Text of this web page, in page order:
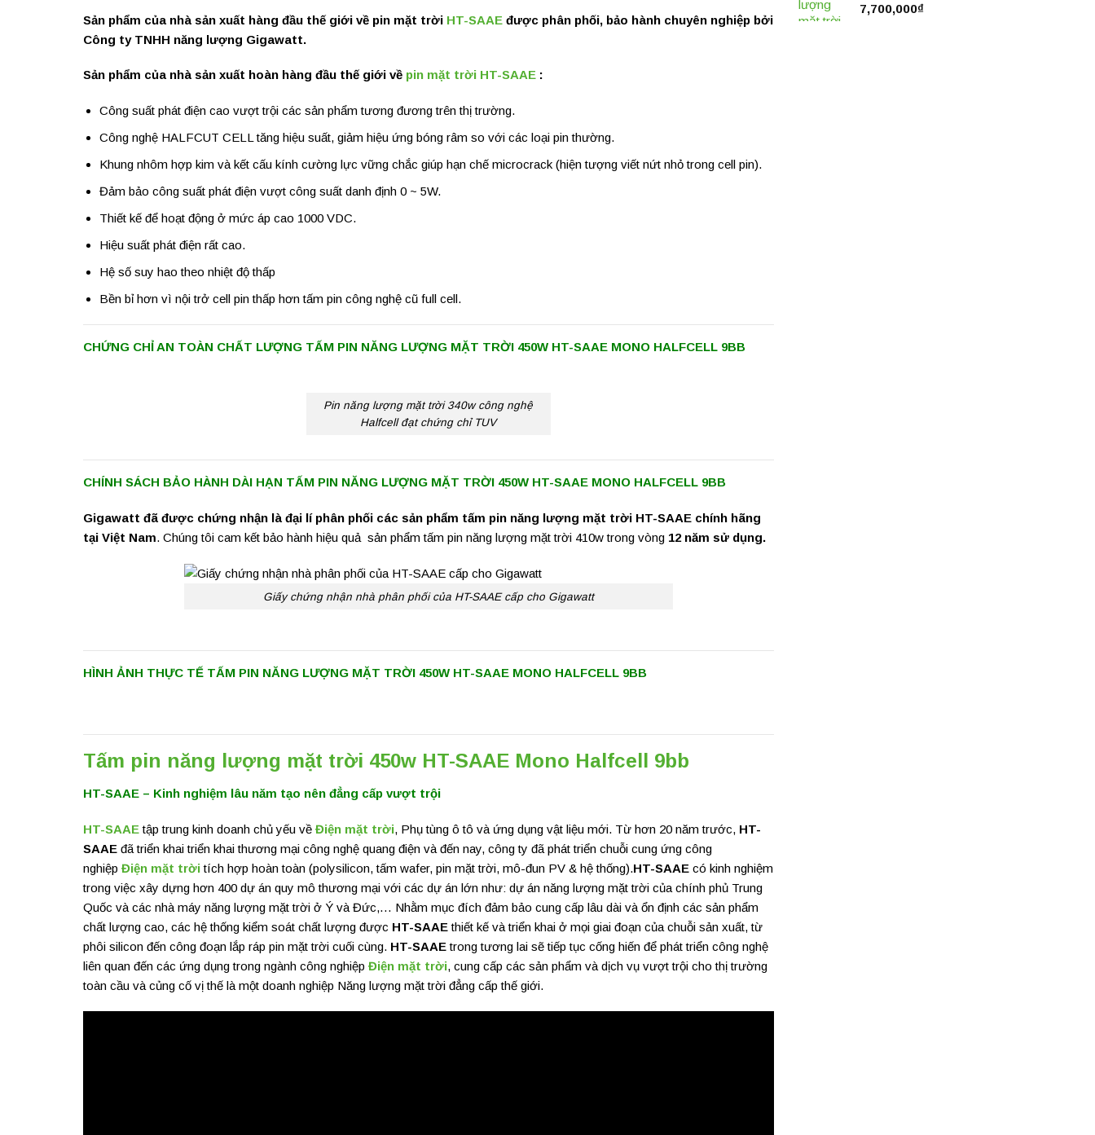
Sản phẩm của nhà sản xuất hàng đầu thế giới về pin mặt trời HT-SAAE được phân phối, bảo hành chuyên nghiệp bởi
Công ty TNHH năng lượng Gigawatt.
Sản phẩm của nhà sản xuất hoàn hàng đầu thế giới về pin mặt trời HT-SAAE :
Công suất phát điện cao vượt trội các sản phẩm tương đương trên thị trường.
Công nghệ HALFCUT CELL tăng hiệu suất, giảm hiệu ứng bóng râm so với các loại pin thường.
Khung nhôm hợp kim và kết cấu kính cường lực vững chắc giúp hạn chế microcrack (hiện tượng viết nứt nhỏ trong cell pin).
Đảm bảo công suất phát điện vượt công suất danh định 0 ~ 5W.
Thiết kế để hoạt động ở mức áp cao 1000 VDC.
Hiệu suất phát điện rất cao.
Hệ số suy hao theo nhiệt độ thấp
Bền bỉ hơn vì nội trở cell pin thấp hơn tấm pin công nghệ cũ full cell.
CHỨNG CHỈ AN TOÀN CHẤT LƯỢNG TẤM PIN NĂNG LƯỢNG MẶT TRỜI 450W HT-SAAE MONO HALFCELL 9BB
Pin năng lượng mặt trời 340w công nghệ
Halfcell đạt chứng chỉ TUV
CHÍNH SÁCH BẢO HÀNH DÀI HẠN TẤM PIN NĂNG LƯỢNG MẶT TRỜI 450W HT-SAAE MONO HALFCELL 9BB
Gigawatt đã được chứng nhận là đại lí phân phối các sản phẩm tấm pin năng lượng mặt trời HT-SAAE chính hãng
tại Việt Nam. Chúng tôi cam kết bảo hành hiệu quả sản phẩm tấm pin năng lượng mặt trời 410w trong vòng 12 năm sử dụng.
Giấy chứng nhận nhà phân phối của HT-SAAE cấp cho Gigawatt
HÌNH ẢNH THỰC TẾ TẤM PIN NĂNG LƯỢNG MẶT TRỜI 450W HT-SAAE MONO HALFCELL 9BB
Tấm pin năng lượng mặt trời 450w HT-SAAE Mono Halfcell 9bb
HT-SAAE – Kinh nghiệm lâu năm tạo nên đẳng cấp vượt trội
HT-SAAEtập trung kinh doanh chủ yếu về Điện mặt trời, Phụ tùng ô tô và ứng dụng vật liệu mới. Từ hơn 20 năm trước, HT-
SAAE đã triển khai triển khai thương mại công nghệ quang điện và đến nay, công ty đã phát triển chuỗi cung ứng công
nghiệp Điện mặt trờitích hợp hoàn toàn (polysilicon, tấm wafer, pin mặt trời, mô-đun PV & hệ thống).HT-SAAE có kinh nghiệm
trong việc xây dựng hơn 400 dự án quy mô thương mại với các dự án lớn như: dự án năng lượng mặt trời của chính phủ Trung
Quốc và các nhà máy năng lượng mặt trời ở Ý và Đức,… Nhằm mục đích đảm bảo cung cấp lâu dài và ổn định các sản phẩm
chất lượng cao, các hệ thống kiểm soát chất lượng được HT-SAAEthiết kế và triển khai ở mọi giai đoạn của chuỗi sản xuất, từ
phôi silicon đến công đoạn lắp ráp pin mặt trời cuối cùng. HT-SAAEtrong tương lai sẽ tiếp tục cống hiến để phát triển công nghệ
liên quan đến các ứng dụng trong ngành công nghiệp Điện mặt trời, cung cấp các sản phẩm và dịch vụ vượt trội cho thị trường
toàn cầu và củng cố vị thế là một doanh nghiệp Năng lượng mặt trời đẳng cấp thế giới.
7,700,000₫